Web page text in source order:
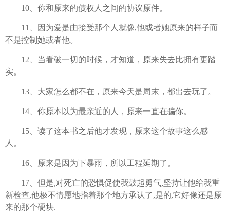
10、你和原来的债权人之间的协议原件。
11、因为爱是由接受那个人就像,他或者她原来的样子而
不是控制她或者他。
12、当看破一切的时候，才知道，原来失去比拥有更踏
实。
13、大家怎么都不在，原来今天是周末，都出去玩了。
14、你原本以为最亲近的人，原来一直在骗你。
15、读了这本书之后他才发现，原来这个故事这么感
人。
16、原来是因为下暴雨，所以工程延期了。
17、但是,对死亡的恐惧促使我鼓起勇气,坚持让他给我重
新检查,他极不情愿地指着那个地方承认了,是的,它好像还是原
来的那个硬块.